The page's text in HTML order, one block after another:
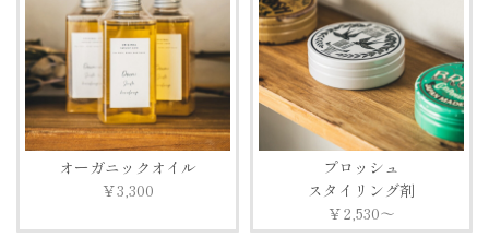
オーガニックオイル
￥3,300
プロッシュ
スタイリング剤
￥2,530～